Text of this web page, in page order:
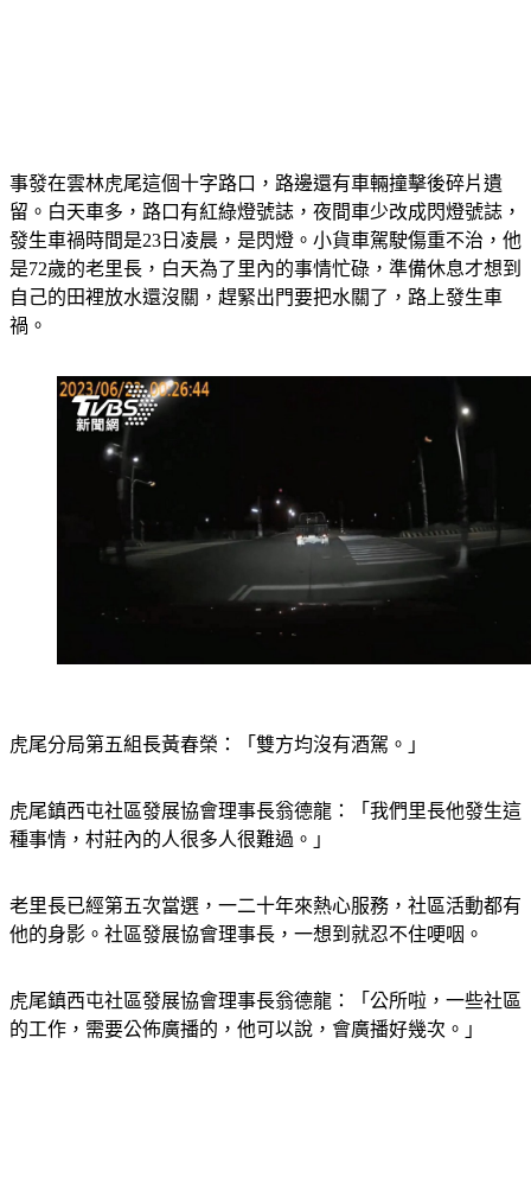
事發在雲林虎尾這個十字路口，路邊還有車輛撞擊後碎片遺
留。白天車多，路口有紅綠燈號誌，夜間車少改成閃燈號誌，
發生車禍時間是23日凌晨，是閃燈。小貨車駕駛傷重不治，他
是72歲的老里長，白天為了里內的事情忙碌，準備休息才想到
自己的田裡放水還沒關，趕緊出門要把水關了，路上發生車
禍。
虎尾分局第五組長黃春榮：「雙方均沒有酒駕。」
虎尾鎮西屯社區發展協會理事長翁德龍：「我們里長他發生這
種事情，村莊內的人很多人很難過。」
老里長已經第五次當選，一二十年來熱心服務，社區活動都有
他的身影。社區發展協會理事長，一想到就忍不住哽咽。
虎尾鎮西屯社區發展協會理事長翁德龍：「公所啦，一些社區
的工作，需要公佈廣播的，他可以說，會廣播好幾次。」